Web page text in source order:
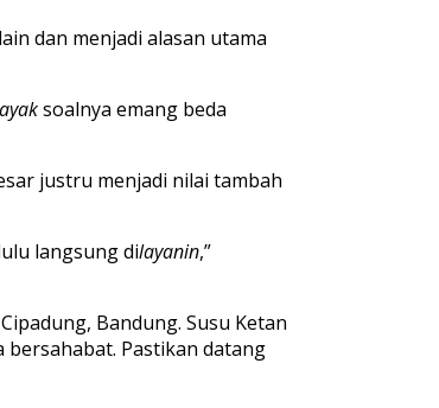
dan menjadi alasan utama
soalnya emang beda
justru menjadi nilai tambah
langsung dilayanin,”
Bandung. Susu Ketan
bersahabat. Pastikan datang